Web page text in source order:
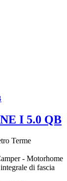
I 5.0 QB
Terme
- Motorhome
di fascia